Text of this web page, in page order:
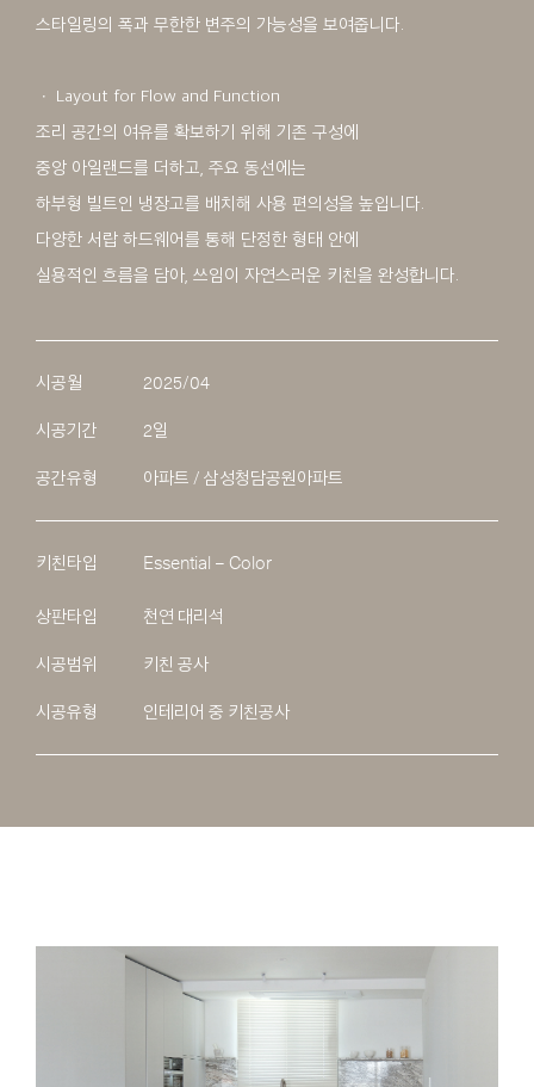
스타일링의 폭과 무한한 변주의 가능성을 보여줍니다.
ㆍ Layout for Flow and Function
조리 공간의 여유를 확보하기 위해 기존 구성에
중앙 아일랜드를 더하고, 주요 동선에는
하부형 빌트인 냉장고를 배치해 사용 편의성을 높입니다.
다양한 서랍 하드웨어를 통해 단정한 형태 안에
실용적인 흐름을 담아, 쓰임이 자연스러운 키친을 완성합니다.
시공월 2025/04
시공기간 2일
공간유형 아파트 / 삼성청담공원아파트
키친타입 Essential – Color
상판타입 천연 대리석
시공범위 키친 공사
시공유형 인테리어 중 키친공사